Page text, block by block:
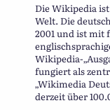
Die Wikipedia
Welt. Die
2001 und ist
Wikipedia-
fungiert als
„Wikimedia
derzeit über